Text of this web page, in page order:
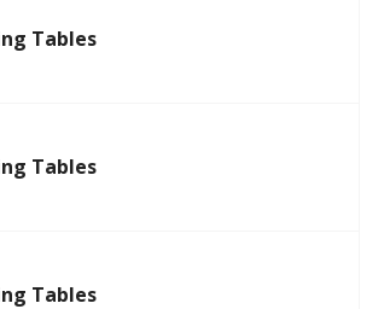
Tables
Tables
Tables